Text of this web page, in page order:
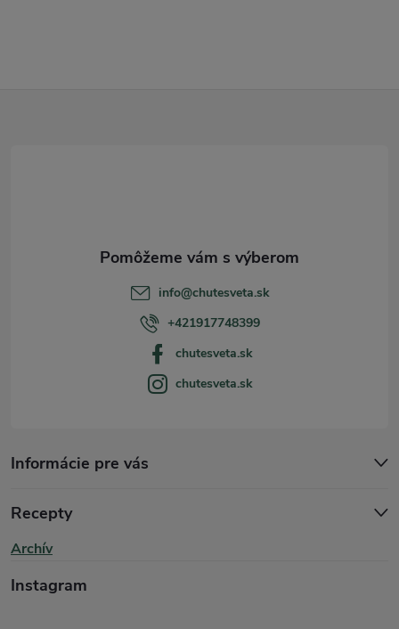
info@chutesveta.sk
+421917748399
chutesveta.sk
chutesveta.sk
Informácie pre vás
Recepty
Archív
Instagram